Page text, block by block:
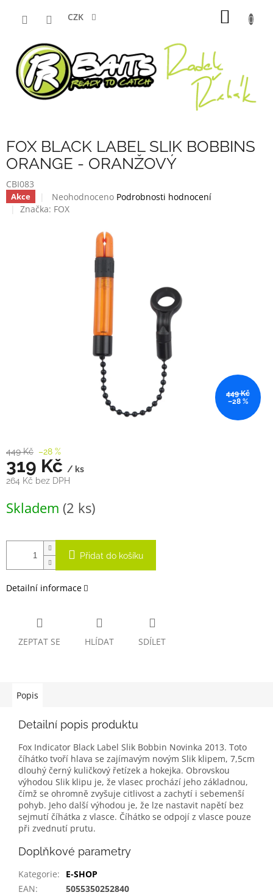
CZK
FOX BLACK LABEL SLIK BOBBINS
ORANGE - ORANŽOVÝ
CBI083
Akce
Průměrné
hodnocení
Neohodnoceno Podrobnosti hodnocení
Značka: FOX
449 Kč
–28 %
449 Kč –28 %
319 Kč / ks
264 Kč bez DPH
cena:
Skladem (2 ks)
Přidat do košíku
Detailní informace
ZEPTAT SE HLÍDAT SDÍLET
Popis
Detailní popis produktu
Fox Indicator Black Label Slik Bobbin Novinka 2013. Toto
číhátko tvoří hlava se zajímavým novým Slik klipem, 7,5cm
dlouhý černý kuličkový řetízek a hokejka. Obrovskou
výhodou Slik klipu je, že vlasec prochází jeho základnou,
čímž se ohromně zvyšuje citlivost a zachytí i sebemenší
pohyb. Jeho další výhodou je, že lze nastavit napětí bez
sejmutí číhátka z vlasce. Číhátko se odpojí z vlasce pouze
při zvednutí prutu.
Doplňkové parametry
Kategorie:
E-SHOP
EAN: 5055350252840